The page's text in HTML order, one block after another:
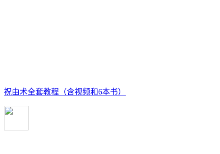
祝由术全套教程（含视频和6本书）